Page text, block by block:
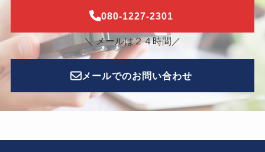
080-1227-2301
＼ メールは２４時間／
メールでのお問い合わせ